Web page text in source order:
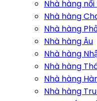
Nhà hàng
Nhà hàng
Nhà hàng
Nhà hàng Âu
Nhà hàng
Nhà hàng
Nhà hàng
Nhà hàng